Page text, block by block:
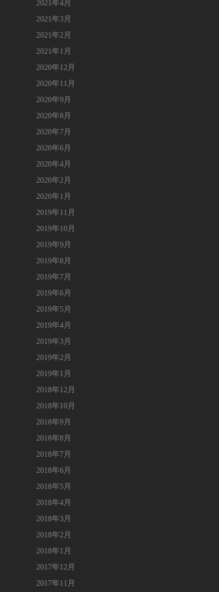
2021年4月
2021年3月
2021年2月
2021年1月
2020年12月
2020年11月
2020年9月
2020年8月
2020年7月
2020年6月
2020年4月
2020年2月
2020年1月
2019年11月
2019年10月
2019年9月
2019年8月
2019年7月
2019年6月
2019年5月
2019年4月
2019年3月
2019年2月
2019年1月
2018年12月
2018年10月
2018年9月
2018年8月
2018年7月
2018年6月
2018年5月
2018年4月
2018年3月
2018年2月
2018年1月
2017年12月
2017年11月